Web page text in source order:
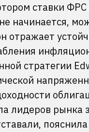
ставки
начинается,
отражает
стратегии
лидеров рынка